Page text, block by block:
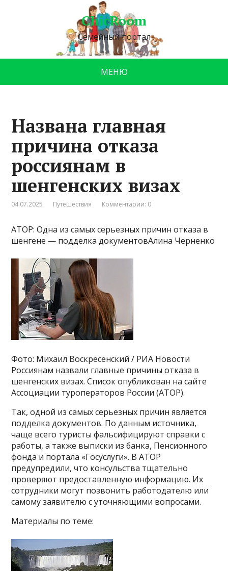
ChicRoom
Семейный портал
МЕНЮ
Названа главная
причина отказа
россиянам в
шенгенских визах
04.07.2025 Путешествия Комментарии: 0
АТОР: Одна из самых серьезных причин отказа в
шенгене — подделка документовАлина Черненко
Фото: Михаил Воскресенский / РИА Новости
Россиянам назвали главные причины отказа в
шенгенских визах. Список опубликован на сайте
Ассоциации туроператоров России (АТОР).
Так, одной из самых серьезных причин является
подделка документов. По данным источника,
чаще всего туристы фальсифицируют справки с
работы, а также выписки из банка, Пенсионного
фонда и портала «Госуслуги». В АТОР
предупредили, что консульства тщательно
проверяют предоставленную информацию. Их
сотрудники могут позвонить работодателю или
самому заявителю с уточняющими вопросами.
Материалы по теме: